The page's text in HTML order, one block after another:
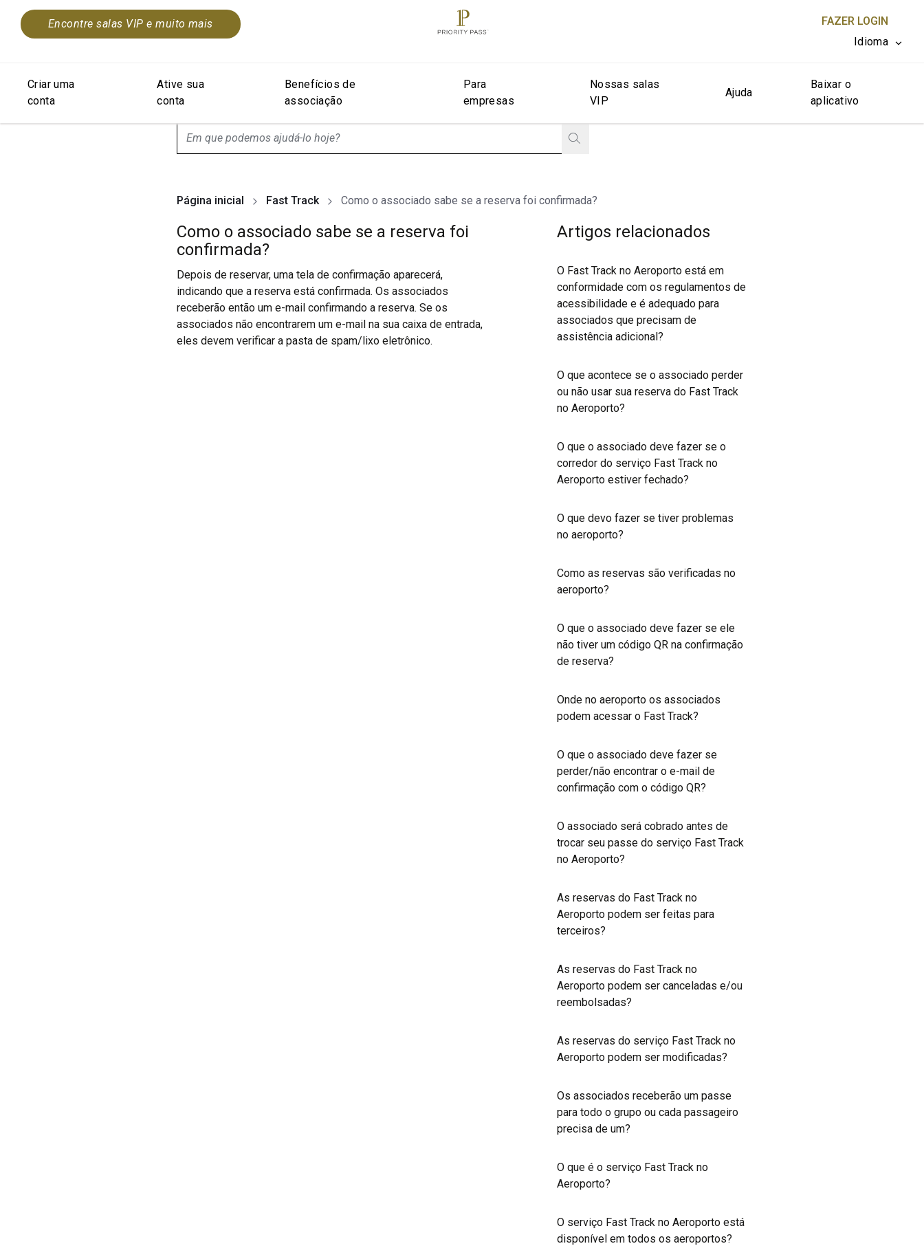
Encontre salas VIP e muito mais
FAZER LOGIN
Idioma
Criar uma
conta
Ative sua
conta
Benefícios de
associação
Para
empresas
Nossas salas
VIP
Ajuda
Baixar o
aplicativo
Página inicial Fast Track Como o associado sabe se a reserva foi confirmada?
Como o associado sabe se a reserva foi
confirmada?
Depois de reservar, uma tela de confirmação aparecerá,
indicando que a reserva está confirmada. Os associados
receberão então um e-mail confirmando a reserva. Se os
associados não encontrarem um e-mail na sua caixa de entrada,
eles devem verificar a pasta de spam/lixo eletrônico.
Artigos relacionados
O Fast Track no Aeroporto está em
conformidade com os regulamentos de
acessibilidade e é adequado para
associados que precisam de
assistência adicional?
O que acontece se o associado perder
ou não usar sua reserva do Fast Track
no Aeroporto?
O que o associado deve fazer se o
corredor do serviço Fast Track no
Aeroporto estiver fechado?
O que devo fazer se tiver problemas
no aeroporto?
Como as reservas são verificadas no
aeroporto?
O que o associado deve fazer se ele
não tiver um código QR na confirmação
de reserva?
Onde no aeroporto os associados
podem acessar o Fast Track?
O que o associado deve fazer se
perder/não encontrar o e-mail de
confirmação com o código QR?
O associado será cobrado antes de
trocar seu passe do serviço Fast Track
no Aeroporto?
As reservas do Fast Track no
Aeroporto podem ser feitas para
terceiros?
As reservas do Fast Track no
Aeroporto podem ser canceladas e/ou
reembolsadas?
As reservas do serviço Fast Track no
Aeroporto podem ser modificadas?
Os associados receberão um passe
para todo o grupo ou cada passageiro
precisa de um?
O que é o serviço Fast Track no
Aeroporto?
O serviço Fast Track no Aeroporto está
disponível em todos os aeroportos?